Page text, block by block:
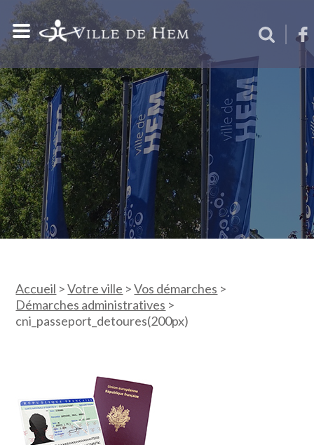
Accueil >Votre ville >Vos démarches >
Démarches administratives >
cni_passeport_detoures(200px)